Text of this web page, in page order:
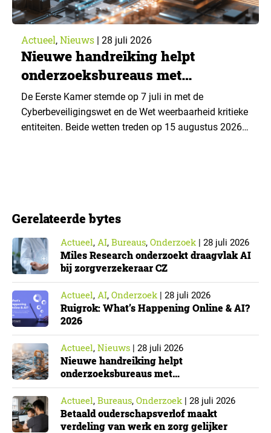
Actueel, Nieuws | 28 juli 2026
Nieuwe handreiking helpt
onderzoeksbureaus met
Cyberbeveiligingswet
De Eerste Kamer stemde op 7 juli in met de
Cyberbeveiligingswet en de Wet weerbaarheid kritieke
entiteiten. Beide wetten treden op 15 augustus 2026
onderzoeksorganisatie. De toepasselijkheid…
Gerelateerde bytes
Actueel, AI, Bureaus, Onderzoek| 28 juli 2026
Miles Research onderzoekt draagvlak AI
bij zorgverzekeraar CZ
Actueel, AI, Onderzoek| 28 juli 2026
Ruigrok: What’s Happening Online & AI?
2026
Actueel, Nieuws | 28 juli 2026
Nieuwe handreiking helpt
onderzoeksbureaus met
Cyberbeveiligingswet
Actueel, Bureaus, Onderzoek| 28 juli 2026
Betaald ouderschapsverlof maakt
verdeling van werk en zorg gelijker